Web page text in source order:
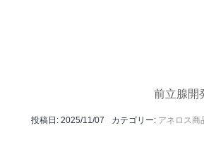
前立腺開
投稿日:2025/11/07 カテゴリー: アネロス商